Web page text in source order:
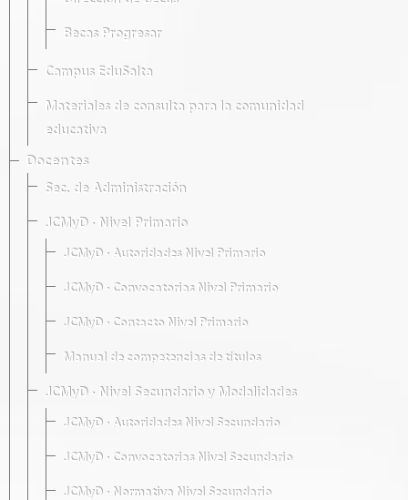
Becas Progresar
Campus EduSalta
Materiales de consulta para la comunidad
educativa
Docentes
Sec. de Administración
JCMyD · Nivel Primario
JCMyD · Autoridades Nivel Primario
JCMyD · Convocatorias Nivel Primario
JCMyD · Contacto Nivel Primario
Manual de competencias de títulos
JCMyD · Nivel Secundario y Modalidades
JCMyD · Autoridades Nivel Secundario
JCMyD · Convocatorias Nivel Secundario
JCMyD · Normativa Nivel Secundario